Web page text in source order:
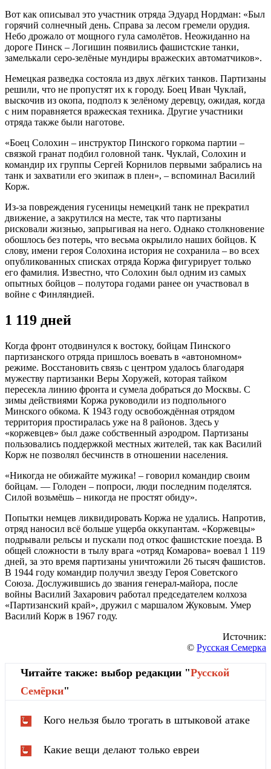
Вот как описывал это участник отряда Эдуард Нордман: «Был
горячий солнечный день. Справа за лесом гремели орудия.
Небо дрожало от мощного гула самолётов. Неожиданно на
дороге Пинск – Логишин появились фашистские танки,
замелькали серо-зелёные мундиры вражеских автоматчиков».
Немецкая разведка состояла из двух лёгких танков. Партизаны
решили, что не пропустят их к городу. Боец Иван Чуклай,
выскочив из окопа, подполз к зелёному деревцу, ожидая, когда
с ним поравняется вражеская техника. Другие участники
отряда также были наготове.
«Боец Солохин – инструктор Пинского горкома партии –
связкой гранат подбил головной танк. Чуклай, Солохин и
командир их группы Сергей Корнилов первыми забрались на
танк и захватили его экипаж в плен», – вспоминал Василий
Корж.
Из-за повреждения гусеницы немецкий танк не прекратил
движение, а закрутился на месте, так что партизаны
рисковали жизнью, запрыгивая на него. Однако столкновение
обошлось без потерь, что весьма окрылило наших бойцов. К
слову, имени героя Солохина история не сохранила – во всех
опубликованных списках отряда Коржа фигурирует только
его фамилия. Известно, что Солохин был одним из самых
опытных бойцов – полутора годами ранее он участвовал в
войне с Финляндией.
1 119 дней
Когда фронт отодвинулся к востоку, бойцам Пинского
партизанского отряда пришлось воевать в «автономном»
режиме. Восстановить связь с центром удалось благодаря
мужеству партизанки Веры Хоружей, которая тайком
пересекла линию фронта и сумела добраться до Москвы. С
зимы действиями Коржа руководили из подпольного
Минского обкома. К 1943 году освобождённая отрядом
территория простиралась уже на 8 районов. Здесь у
«коржевцев» был даже собственный аэродром. Партизаны
пользовались поддержкой местных жителей, так как Василий
Корж не позволял бесчинств в отношении населения.
«Никогда не обижайте мужика! – говорил командир своим
бойцам. — Голоден – попроси, люди последним поделятся.
Силой возьмёшь – никогда не простят обиду».
Попытки немцев ликвидировать Коржа не удались. Напротив,
отряд наносил всё больше ущерба оккупантам. «Коржевцы»
подрывали рельсы и пускали под откос фашистские поезда. В
общей сложности в тылу врага «отряд Комарова» воевал 1 119
дней, за это время партизаны уничтожили 26 тысяч фашистов.
В 1944 году командир получил звезду Героя Советского
Союза. Дослужившись до звания генерал-майора, после
войны Василий Захарович работал председателем колхоза
«Партизанский край», дружил с маршалом Жуковым. Умер
Василий Корж в 1967 году.
Источник:
© Русская Семерка
Читайте также: выбор редакции "Русской
Cемёрки"
Кого нельзя было трогать в штыковой атаке
Какие вещи делают только евреи